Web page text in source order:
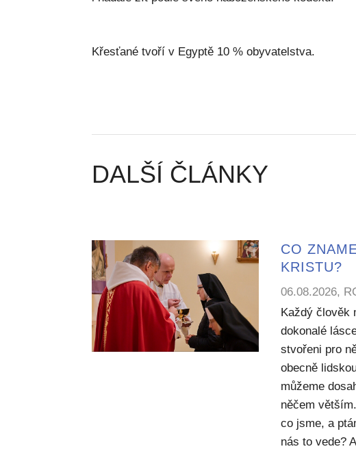
Křesťané tvoří v Egyptě 10 % obyvatelstva.
DALŠÍ ČLÁNKY
CO
KRISTU?
06.08.2026,
Každý člověk
dokonalé
stvořeni pro
obecně
můžeme
něčem
co jsme, a
nás to vede?